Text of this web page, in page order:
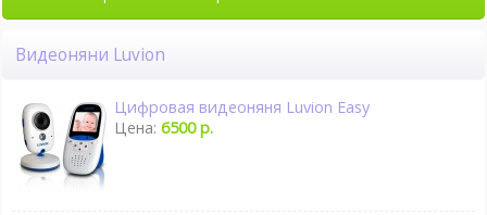
Видеоняни Luvion
Цифровая видеоняня Luvion Easy
Цена:6500 р.